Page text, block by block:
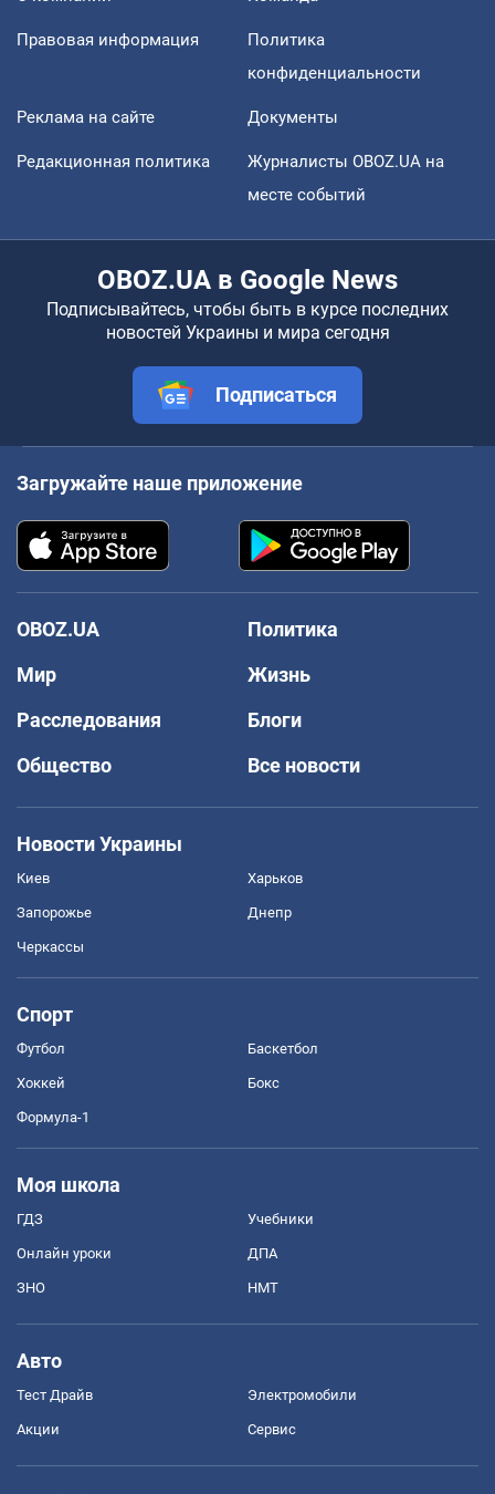
Правовая информация
Политика
конфиденциальности
Реклама на сайте Документы
Редакционная политика
Журналисты OBOZ.UA на
месте событий
OBOZ.UA в Google News
Подписывайтесь, чтобы быть в курсе последних
новостей Украины и мира сегодня
Подписаться
Загружайте наше приложение
OBOZ.UA
Политика
Мир
Жизнь
Расследования
Блоги
Общество
Все новости
Новости Украины
Киев Харьков
Запорожье Днепр
Черкассы
Спорт
Футбол Баскетбол
Хоккей Бокс
Формула-1
Моя школа
ГДЗ Учебники
Онлайн уроки ДПА
ЗНО НМТ
Авто
Тест Драйв Электромобили
Акции Сервис